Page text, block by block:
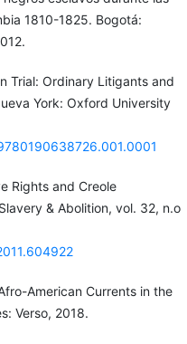
1810-1825. Bogotá:
Trial: Ordinary Litigants and
York: Oxford University
Rights and Creole
& Abolition, vol. 32, n.o
American Currents in the
Verso, 2018.